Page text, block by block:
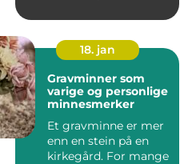
byg...
18. jan
Gravminner som
varige og personlige
minnesmerker
Et gravminne er mer
enn en stein på en
kirkegård. For mange